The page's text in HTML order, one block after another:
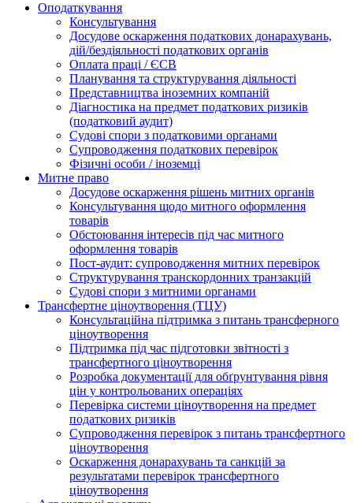
Оподаткування
Консультування
Досудове оскарження податкових донарахувань,
дій/бездіяльності податкових органів
Оплата праці / ЄСВ
Планування та структурування діяльності
Представництва іноземних компаній
Діагностика на предмет податкових ризиків
(податковий аудит)
Судові спори з податковими органами
Супроводження податкових перевірок
Фізичні особи / іноземці
Митне право
Досудове оскарження рішень митних органів
Консультування щодо митного оформлення
товарів
Обстоювання інтересів під час митного
оформлення товарів
Пост-аудит: супроводження митних перевірок
Структурування транскордонних транзакцій
Судові спори з митними органами
Трансфертне ціноутворення (ТЦУ)
Консультаційна підтримка з питань трансферного
ціноутворення
Підтримка під час підготовки звітності з
трансфертного ціноутворення
Розробка документації для обґрунтування рівня
цін у контрольованих операціях
Перевірка системи ціноутворення на предмет
податкових ризиків
Супроводження перевірок з питань трансфертного
ціноутворення
Оскарження донарахувань та санкцій за
результатами перевірок трансфертного
ціноутворення